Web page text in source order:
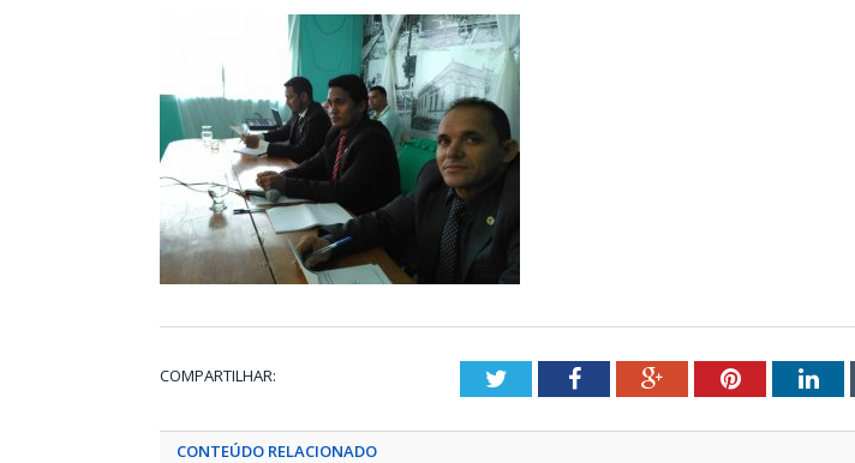
COMPARTILHAR: TwitterFacebookGoogle+Pinterest
CONTEÚDO RELACIONADO